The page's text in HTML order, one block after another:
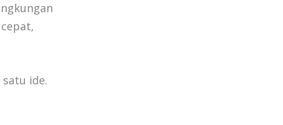
ide.